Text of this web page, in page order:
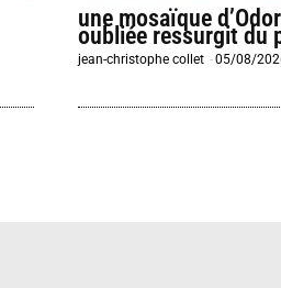
une mosaïque
oubliée ressurgit du
jean-christophe collet -05/08/